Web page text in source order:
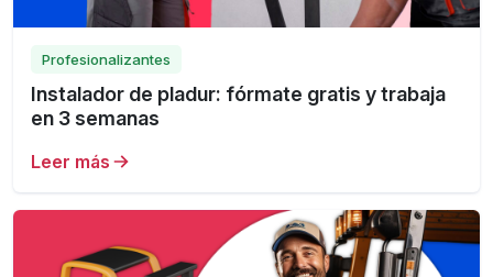
Profesionalizantes
Instalador de pladur: fórmate gratis y trabaja
en 3 semanas
Leer más